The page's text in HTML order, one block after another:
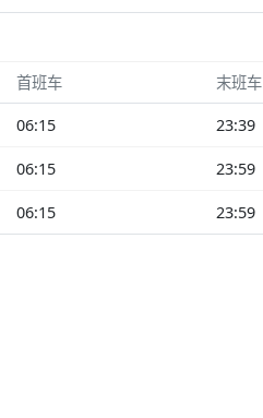
首班车 末班车
06:15 23:39
06:15 23:59
06:15 23:59